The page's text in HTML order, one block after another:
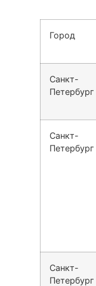
Город
Санкт-
Петербург
Санкт-
Петербург
Санкт-
Петербург